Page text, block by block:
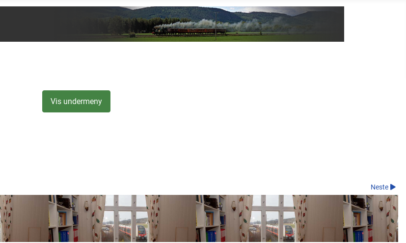
Vis undermeny
Neste